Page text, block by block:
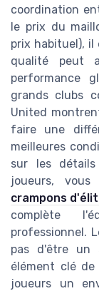
coordination
le prix du
prix habituel),
qualité peut
performance
grands clubs
United
faire une
meilleures
sur les
joueurs,
crampons
complète
professionnel.
pas d'être un
élément clé
joueurs un